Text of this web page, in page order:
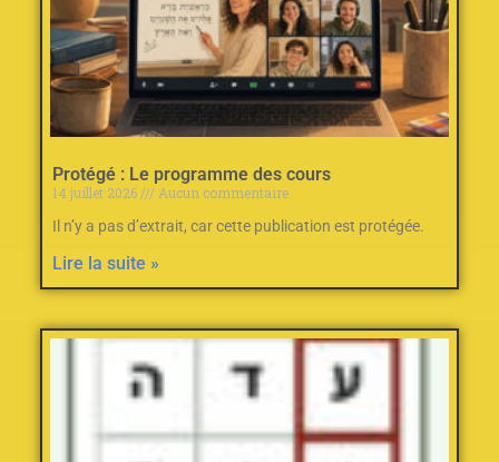
Protégé : Le programme des cours
14 juillet 2026
Aucun commentaire
Il n’y a pas d’extrait, car cette publication est protégée.
Lire la suite »